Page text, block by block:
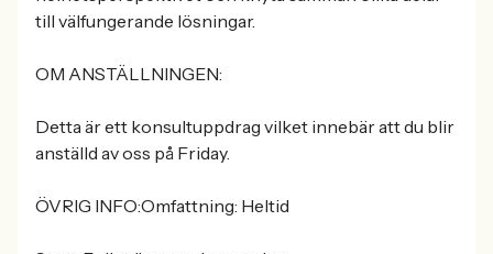
till välfungerande lösningar.
OM ANSTÄLLNINGEN:
Detta är ett konsultuppdrag vilket innebär att du blir
anställd av oss på Friday.
ÖVRIG INFO:Omfattning: Heltid